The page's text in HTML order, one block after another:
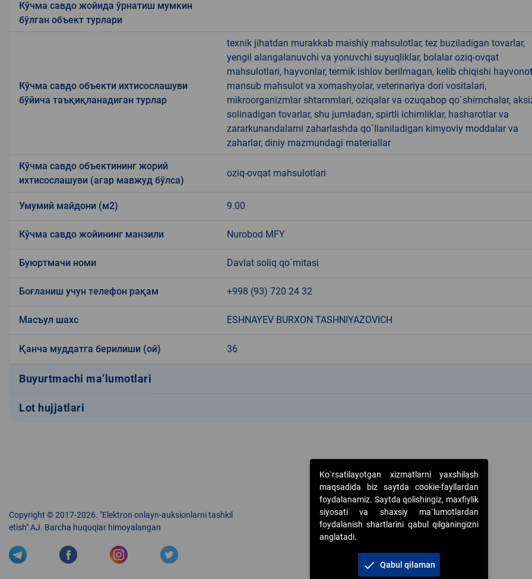
Кўчма савдо жойида ўрнатиш мумкин
бўлган объект турлари
Кўчма савдо объекти ихтисослашуви
бўйича таъқиқланадиган турлар
texnik jihatdan murakkab maishiy mahsulotlar, tez buziladigan tovarlar,
yengil alangalanuvchi va yonuvchi suyuqliklar, bolalar oziq-ovqat
mahsulotlari, hayvonlar, termik ishlov berilmagan, kelib chiqishi
mansub mahsulot va xomashyolar, veterinariya dori vositalari,
mikroorganizmlar shtammlari, oziqalar va ozuqabop qo`shimchalar,
solinadigan tovarlar, shu jumladan, spirtli ichimliklar, hasharotlar va
zararkunandalarni zaharlashda qo`llaniladigan kimyoviy moddalar va
zaharlar, diniy mazmundagi materiallar
Кўчма савдо объектининг жорий
ихтисослашуви (агар мавжуд бўлса)
oziq-ovqat mahsulotlari
Умумий майдони (м2) 9.00
Кўчма савдо жойининг манзили Nurobod MFY
Буюртмачи номи Davlat soliq qo`mitasi
Боғланиш учун телефон рақам +998 (93) 720 24 32
Масъул шахс ESHNAYEV BURXON TASHNIYAZOVICH
Қанча муддатга берилиши (ой) 36
Buyurtmachi ma’lumotlari
Lot hujjatlari
Copyright © 2017-2026. "Elektron onlayn-auksionlarni tashkil
etish" AJ. Barcha huquqlar himoyalangan
Ko`rsatilayotgan xizmatlarni yaxshilash
maqsadida biz saytda cookie-fayllardan
foydalanamiz. Saytda qolishingiz, maxfiylik
siyosati va shaxsiy ma`lumotlardan
foydalanish shartlarini qabul qilganingizni
anglatadi.
check Qabul qilaman